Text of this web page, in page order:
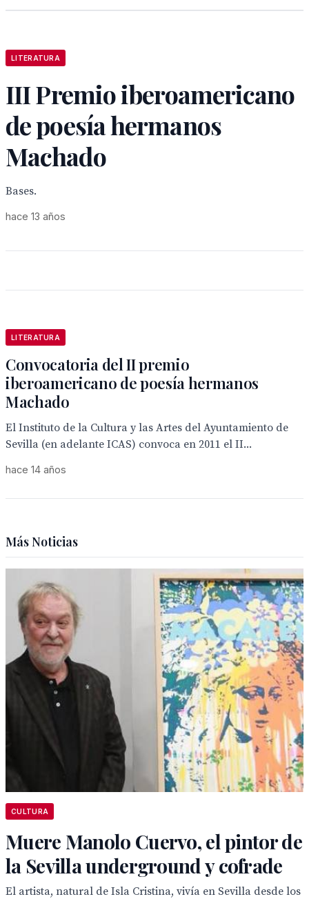
LITERATURA
III Premio iberoamericano
de poesía hermanos
Machado
Bases.
hace 13 años
LITERATURA
Convocatoria del II premio
iberoamericano de poesía hermanos
Machado
El Instituto de la Cultura y las Artes del Ayuntamiento de
Sevilla (en adelante ICAS) convoca en 2011 el II...
hace 14 años
Más Noticias
CULTURA
Muere Manolo Cuervo, el pintor de
la Sevilla underground y cofrade
El artista, natural de Isla Cristina, vivía en Sevilla desde los